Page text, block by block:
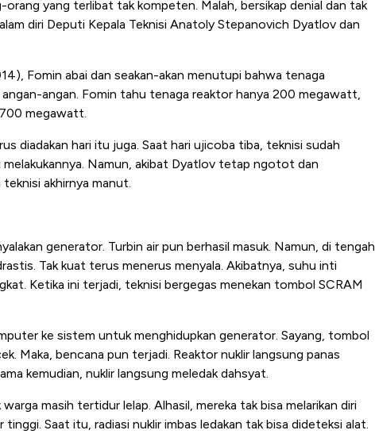
orang yang terlibat tak kompeten. Malah, bersikap denial dan tak
diri Deputi Kepala Teknisi Anatoly Stepanovich Dyatlov dan
Fomin abai dan seakan-akan menutupi bahwa tenaga
angan-angan. Fomin tahu tenaga reaktor hanya 200 megawatt,
700 megawatt.
diadakan hari itu juga. Saat hari ujicoba tiba, teknisi sudah
Namun, akibat Dyatlov tetap ngotot dan
akhirnya manut.
generator. Turbin air pun berhasil masuk. Namun, di tengah
Tak kuat terus menerus menyala. Akibatnya, suhu inti
Ketika ini terjadi, teknisi bergegas menekan tombol SCRAM
ke sistem untuk menghidupkan generator. Sayang, tombol
Maka, bencana pun terjadi. Reaktor nuklir langsung panas
kemudian, nuklir langsung meledak dahsyat.
masih tertidur lelap. Alhasil, mereka tak bisa melarikan diri
Saat itu, radiasi nuklir imbas ledakan tak bisa dideteksi alat.